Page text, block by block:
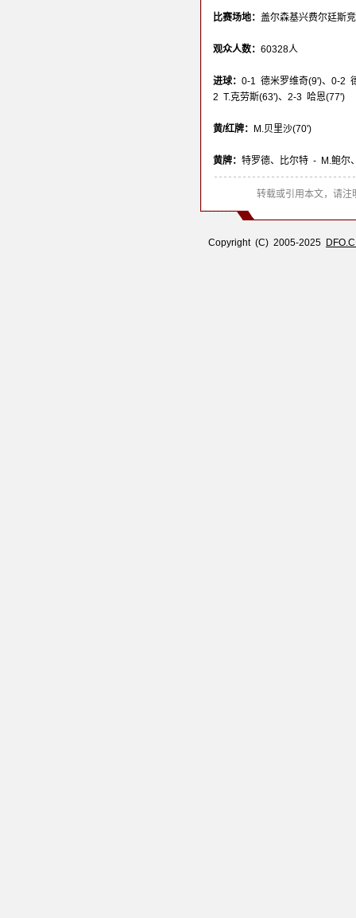
比赛场地： 盖尔森基兴费尔廷斯
观众人数： 60328人
进球： 0-1 德米罗维奇(9')、0-2
2 T.克劳斯(63')、2-3 哈恩(77')
黄/红牌： M.贝里沙(70')
黄牌： 特罗德、比尔特 - M.鲍尔
转载或引用本文，请注
Copyright (C) 2005-2025